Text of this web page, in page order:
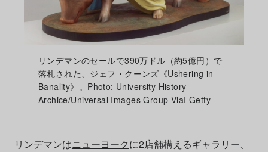
リンデマンのセールで390万ドル（約5億円）で
落札された、ジェフ・クーンズ《Ushering in
Banality》。Photo: University History
Archice/Universal Images Group ViaI Getty
リンデマンはニューヨークに2店舗構えるギャラリー、